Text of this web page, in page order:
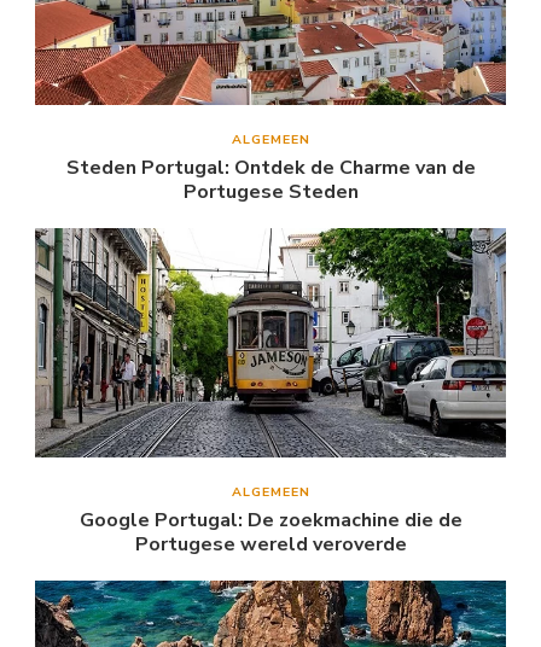
ALGEMEEN
Steden Portugal: Ontdek de Charme van de
Portugese Steden
ALGEMEEN
Google Portugal: De zoekmachine die de
Portugese wereld veroverde